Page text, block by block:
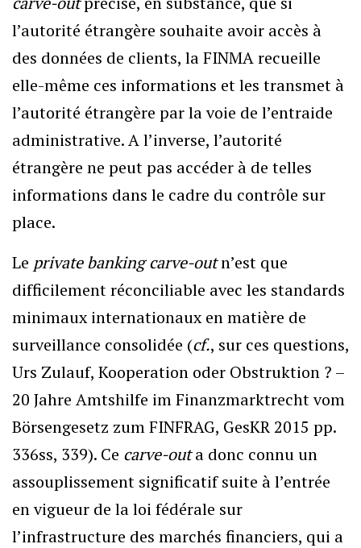
l’autorité étrangère souhaite avoir accès à
des données de clients, la FINMA recueille
elle-même ces informations et les transmet à
l’autorité étrangère par la voie de l’entraide
administrative. A l’inverse, l’autorité
étrangère ne peut pas accéder à de telles
informations dans le cadre du contrôle sur
place.
Le private banking carve-outn’est que
difficilement réconciliable avec les standards
minimaux internationaux en matière de
surveillance consolidée (cf., sur ces questions,
Urs Zulauf, Kooperation oder Obstruktion ? –
20 Jahre Amtshilfe im Finanzmarktrecht vom
Börsengesetz zum FINFRAG, GesKR 2015 pp.
336ss, 339). Ce carve-outa donc connu un
assouplissement significatif suite à l’entrée
en vigueur de la loi fédérale sur
l’infrastructure des marchés financiers, qui a